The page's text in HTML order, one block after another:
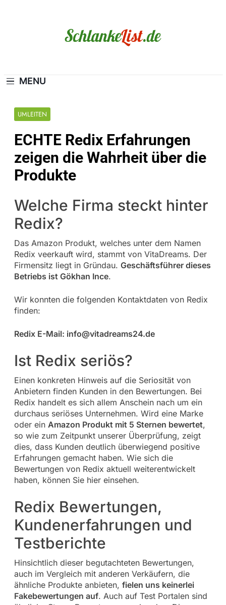
MENU
UMLEITEN
ECHTE Redix Erfahrungen
zeigen die Wahrheit über die
Produkte
Welche Firma steckt hinter
Redix?
Das Amazon Produkt, welches unter dem Namen
Redix veerkauft wird, stammt von VitaDreams. Der
Firmensitz liegt in Gründau. Geschäftsführer dieses
Betriebs ist Gökhan Ince.
Wir konnten die folgenden Kontaktdaten von Redix
finden:
Redix E-Mail: info@vitadreams24.de
Ist Redix seriös?
Einen konkreten Hinweis auf die Seriosität von
Anbietern finden Kunden in den Bewertungen. Bei
Redix handelt es sich allem Anschein nach um ein
durchaus seriöses Unternehmen. Wird eine Marke
oder ein Amazon Produkt mit 5 Sternen bewertet,
so wie zum Zeitpunkt unserer Überprüfung, zeigt
dies, dass Kunden deutlich überwiegend positive
Erfahrungen gemacht haben. Wie sich die
Bewertungen von Redix aktuell weiterentwickelt
haben, können Sie hier einsehen.
Redix Bewertungen,
Kundenerfahrungen und
Testberichte
Hinsichtlich dieser begutachteten Bewertungen,
auch im Vergleich mit anderen Verkäufern, die
ähnliche Produkte anbieten, fielen uns keinerlei
Fakebewertungen auf. Auch auf Test Portalen sind